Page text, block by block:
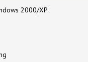
2000/XP